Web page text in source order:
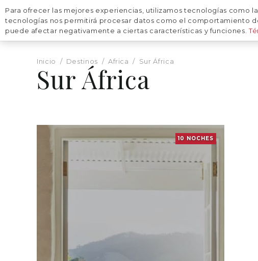
VIAJES DESTINOS
Inicio / Destinos / Africa / Sur África
Sur África
10 NOCHES
Para ofrecer las mejores experiencias, utilizamos tecnologías como
tecnologías nos permitirá procesar datos como el comportamiento
puede afectar negativamente a ciertas características y funciones.